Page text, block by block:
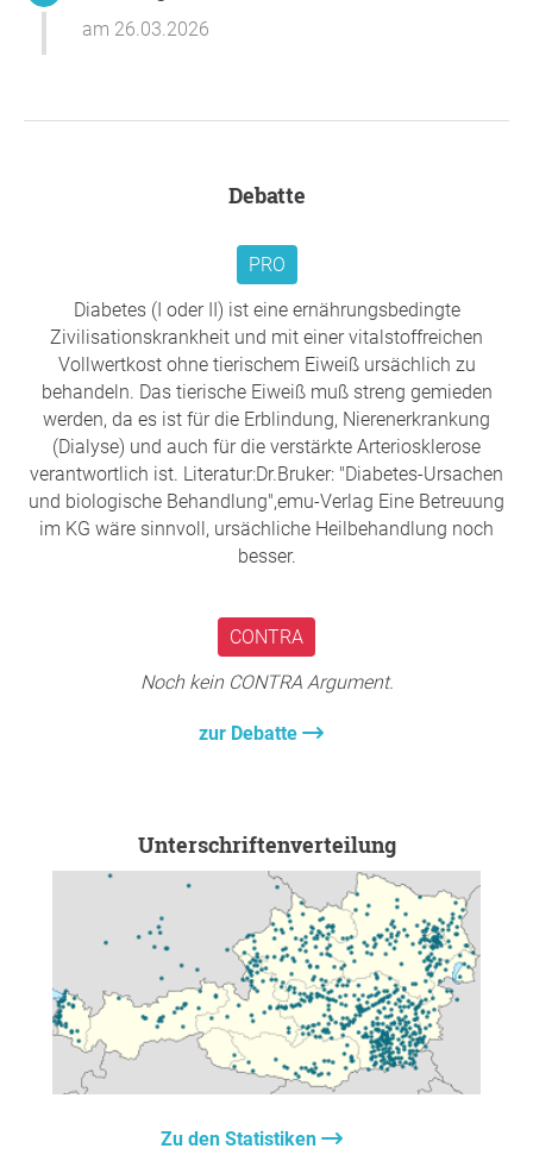
in der Steiermark hat ein Recht auf sichere Betreuung,
vom ersten Kindergartentag an.
am 26.03.2026
Debatte
PRO
Diabetes (I oder II) ist eine ernährungsbedingte
Zivilisationskrankheit und mit einer vitalstoffreichen
Vollwertkost ohne tierischem Eiweiß ursächlich zu
behandeln. Das tierische Eiweiß muß streng gemieden
werden, da es ist für die Erblindung, Nierenerkrankung
(Dialyse) und auch für die verstärkte Arteriosklerose
verantwortlich ist. Literatur:Dr.Bruker: "Diabetes-Ursachen
und biologische Behandlung",emu-Verlag Eine Betreuung
im KG wäre sinnvoll, ursächliche Heilbehandlung noch
besser.
CONTRA
Noch kein CONTRA Argument.
zur Debatte
Unterschriftenverteilung
Zu den Statistiken